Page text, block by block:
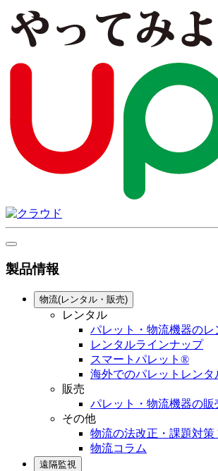
製品情報
物流(レンタル・販売)
レンタル
パレット・物流機器のレ
レンタルラインナップ
スマートパレット®
海外でのパレットレンタ
販売
パレット・物流機器の販
その他
物流の法改正・課題対策
物流コラム
遠隔監視